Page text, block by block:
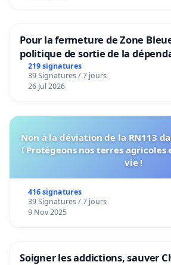
Pour la fermeture de Zone
politique de sortie de la
219 signatures
39 Signatures / 7 jours
26 Jul 2026
Non à la déviation de la RN113
! Protégeons nos terres
vie !
416 signatures
39 Signatures / 7 jours
9 Nov 2025
Soigner les addictions, sauver